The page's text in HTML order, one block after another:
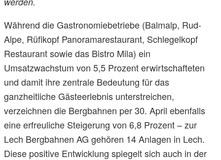
Während die Gastronomiebetriebe (Balmalp, Rud-
Alpe, Rüfikopf Panoramarestaurant, Schlegelkopf
Restaurant sowie das Bistro Mila) ein
Umsatzwachstum von 5,5 Prozent erwirtschafteten
und damit ihre zentrale Bedeutung für das
ganzheitliche Gästeerlebnis unterstreichen,
verzeichnen die Bergbahnen per 30. April ebenfalls
eine erfreuliche Steigerung von 6,8 Prozent – zur
Lech Bergbahnen AG gehören 14 Anlagen in Lech.
Diese positive Entwicklung spiegelt sich auch in der